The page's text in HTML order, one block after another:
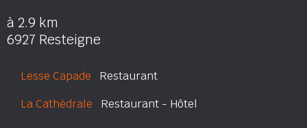
à 2.9 km
6927 Resteigne
Lesse Capade Restaurant
La Cathédrale Restaurant - Hôtel